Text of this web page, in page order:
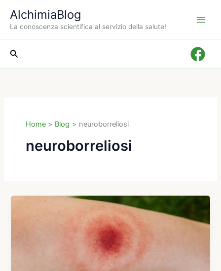
contenuto
AlchimiaBlog
La conoscenza scientifica al servizio della salute!
Cerca
Home Blog neuroborreliosi
neuroborreliosi